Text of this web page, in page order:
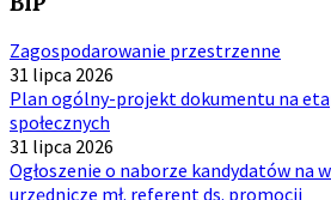
Zagospodarowanie przestrzenne
31 lipca 2026
Plan ogólny-projekt dokumentu na
społecznych
31 lipca 2026
Ogłoszenie o naborze kandydatów na
urzędnicze mł. referent ds. promocji